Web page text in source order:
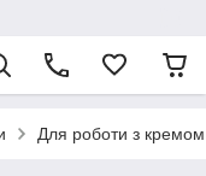
Для роботи з кремом